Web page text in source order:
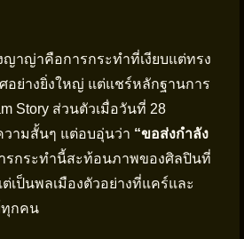
ญาญ่าคือการกระทำที่เงียบแต่ทรง
อย่างยิ่งใหญ่ แต่แชร์หลักฐานการ
Story ส่วนตัวเมื่อวันที่ 28
ามสั้นๆ แต่อบอุ่นว่า “ขอส่งกำลัง
รกระทำนี้สะท้อนภาพของศิลปินที่
เป็นพลเมืองตัวอย่างที่แคร์และ
กคน